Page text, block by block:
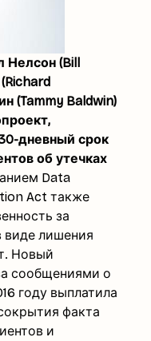
Нелсон (Bill
(Tammy Baldwin)
дневный срок
об утечках
Data
Act также
за
виде лишения
Новый
сообщениями о
году выплатила
факта
и